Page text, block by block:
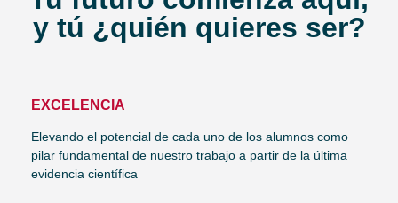
y tú ¿quién quieres ser?
EXCELENCIA
Elevando el potencial de cada uno de los alumnos como
pilar fundamental de nuestro trabajo a partir de la última
evidencia científica